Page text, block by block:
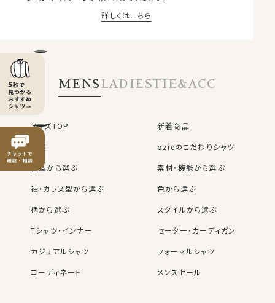
詳しくはこちら
OZIE会員様だけの6つの特典
お買い物ごとに
1%分のポイント
購入商品の
レビューを書くと
50ポイントプレゼント！
OZIE会員だけの
あります
お買い物が簡単＆便利
名前・住所・カード番号（任意）ス
いち早いニュースメールで
セール情報を先取り！
⬜︎ ニュースメールにチェック
入会金・年会費は
MENSLADIESTIE&ACC
メンズTOP
新着商品
特集
ozieのこだわりシャツ
衿型から選ぶ
素材・機能から選ぶ
袖・カフス型から選ぶ
色から選ぶ
柄から選ぶ
スタイルから選ぶ
Tシャツ・インナー
セーター・カーディガン
カジュアルシャツ
フォーマルシャツ
コーディネート
メンズセール